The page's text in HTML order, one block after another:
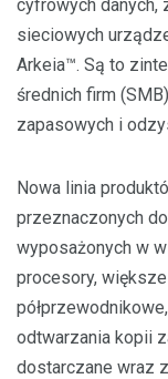
cyfrowych danych,
sieciowych
Arkeia™. Są to
średnich firm
zapasowych i
Nowa linia
przeznaczonych
wyposażonych w
procesory,
odtwarzania kopii
dostarczane wraz